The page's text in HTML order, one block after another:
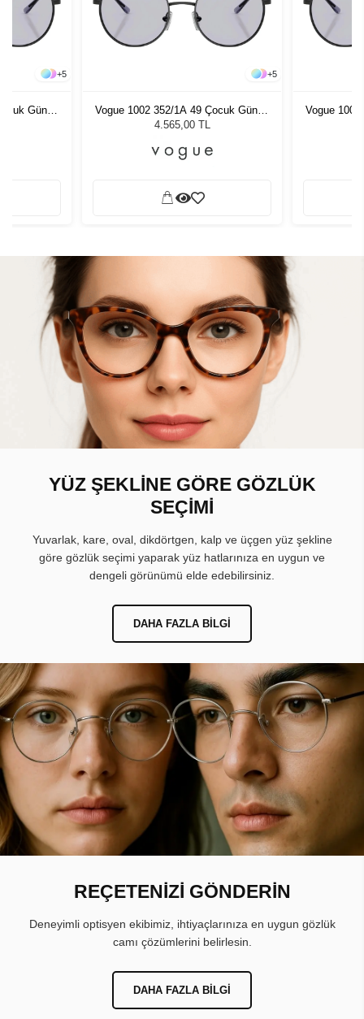
+5
Güneş
+5
Vogue 1002 352/1A 49 Çocuk Güneş
Gözlüğü
4.565,00 TL
Vogue
YÜZ ŞEKLİNE GÖRE GÖZLÜK
SEÇİMİ
Yuvarlak, kare, oval, dikdörtgen, kalp ve üçgen yüz şekline
göre gözlük seçimi yaparak yüz hatlarınıza en uygun ve
dengeli görünümü elde edebilirsiniz.
DAHA FAZLA BILGI
REÇETENİZİ GÖNDERİN
Deneyimli optisyen ekibimiz, ihtiyaçlarınıza en uygun gözlük
camı çözümlerini belirlesin.
DAHA FAZLA BILGI